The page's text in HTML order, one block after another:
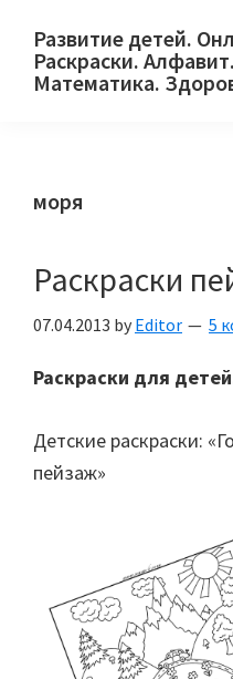
primary
main
primary
Развитие детей.
Раскраски.
Математика.
и
родителей.
моря
Раскраски
07.04.2013 by Editor 5
Раскраски для
Детские раскраски:
пейзаж»